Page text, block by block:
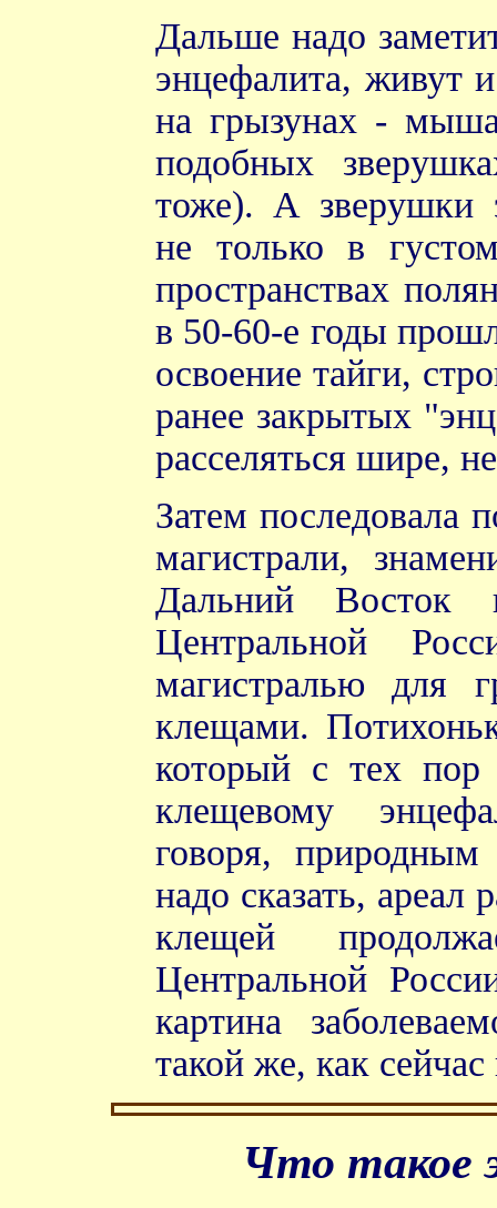
Дальше надо
энцефалита, живут
на грызунах -
подобных
тоже). А зверушки
не только в
пространствах
в 50-60-е годы
освоение тайги,
ранее закрытых
расселяться шире,
Затем последовала
магистрали,
Дальний
Центральной
магистралью для
клещами.
который с тех
клещевому
говоря,
надо сказать, ареал
клещей
Центральной
картина
такой же, как
Что такое